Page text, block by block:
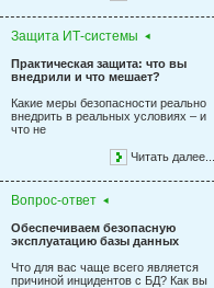
Защита ИТ-системы
Практическая защита: что вы
внедрили и что мешает?
Какие меры безопасности реально
внедрить в реальных условиях – и
что не
Читать далее...
Вопрос-ответ
Обеспечиваем безопасную
эксплуатацию базы данных
Что для вас чаще всего является
причиной инцидентов с БД? Как вы